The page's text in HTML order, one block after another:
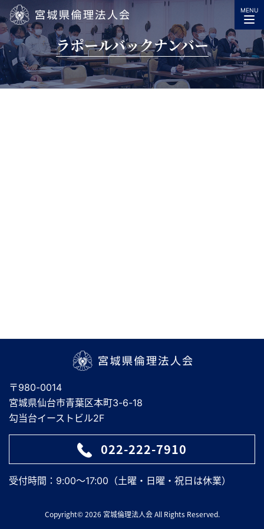
宮城県倫理法人会
MENU
ラポールバックナンバー
〒980-0014
宮城県仙台市青葉区本町3-6-18
勾当台イーストビル2F
022-222-7910
受付時間：9:00～17:00（土曜・日曜・祝日は休業）
Copyright© 2026 宮城倫理法人会 All Rights Reserved.